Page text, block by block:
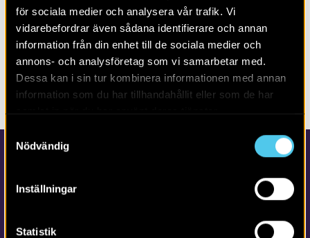
för sociala medier och analysera vår trafik. Vi
vidarebefordrar även sådana identifierare och annan
information från din enhet till de sociala medier och
annons- och analysföretag som vi samarbetar med.
Dessa kan i sin tur kombinera informationen med annan
information som du har tillhandahållit eller som de har
Nödvändig
Inställningar
Statistik
MEDELTID NYARE TID UPPLAND